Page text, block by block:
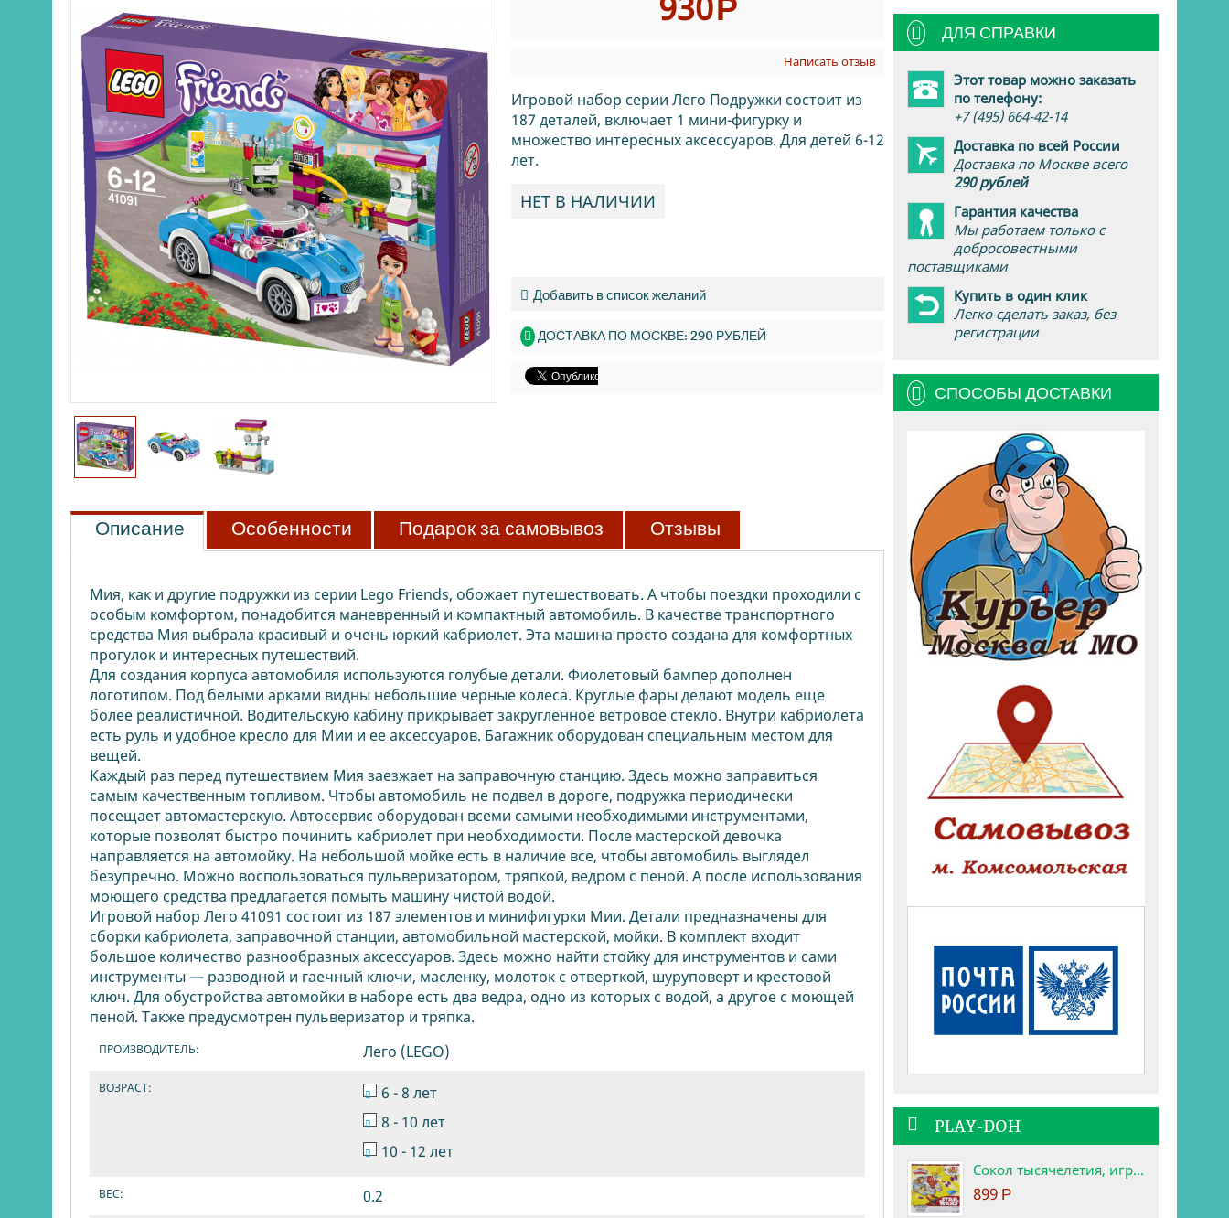
Р
Написать отзыв
Игровой набор серии Лего Подружки состоит из
187 деталей, включает 1 мини-фигурку и
множество интересных аксессуаров. Для детей 6-12
лет.
НЕТ В НАЛИЧИИ
Добавить в список желаний
ДОСТАВКА ПО МОСКВЕ: 290 РУБЛЕЙ
Описание Особенности Подарок за самовывоз Отзывы
Мия, как и другие подружки из серии Lego Friends, обожает путешествовать. А чтобы поездки проходили с
особым комфортом, понадобится маневренный и компактный автомобиль. В качестве транспортного
средства Мия выбрала красивый и очень юркий кабриолет. Эта машина просто создана для комфортных
прогулок и интересных путешествий.
Для создания корпуса автомобиля используются голубые детали. Фиолетовый бампер дополнен
логотипом. Под белыми арками видны небольшие черные колеса. Круглые фары делают модель еще
более реалистичной. Водительскую кабину прикрывает закругленное ветровое стекло. Внутри кабриолета
есть руль и удобное кресло для Мии и ее аксессуаров. Багажник оборудован специальным местом для
вещей.
Каждый раз перед путешествием Мия заезжает на заправочную станцию. Здесь можно заправиться
самым качественным топливом. Чтобы автомобиль не подвел в дороге, подружка периодически
посещает автомастерскую. Автосервис оборудован всеми самыми необходимыми инструментами,
которые позволят быстро починить кабриолет при необходимости. После мастерской девочка
направляется на автомойку. На небольшой мойке есть в наличие все, чтобы автомобиль выглядел
безупречно. Можно воспользоваться пульверизатором, тряпкой, ведром с пеной. А после использования
моющего средства предлагается помыть машину чистой водой.
Игровой набор Лего 41091 состоит из 187 элементов и минифигурки Мии. Детали предназначены для
сборки кабриолета, заправочной станции, автомобильной мастерской, мойки. В комплект входит
большое количество разнообразных аксессуаров. Здесь можно найти стойку для инструментов и сами
инструменты — разводной и гаечный ключи, масленку, молоток с отверткой, шуруповерт и крестовой
ключ. Для обустройства автомойки в наборе есть два ведра, одно из которых с водой, а другое с моющей
пеной. Также предусмотрен пульверизатор и тряпка.
ПРОИЗВОДИТЕЛЬ: Лего (LEGO)
ВОЗРАСТ:
6 - 8 лет
8 - 10 лет
10 - 12 лет
ВЕС: 0.2
ДЛЯ СПРАВКИ
Этот товар можно заказать
по телефону:
+7 (495) 664-42-14
Доставка по всей России
Доставка по Москве всего
290 рублей
Гарантия качества
Мы работаем только с
добросовестными
поставщиками
Купить в один клик
Легко сделать заказ, без
регистрации
СПОСОБЫ ДОСТАВКИ
PLAY-DOH
Сокол тысячелетия, игровой набор Star Wars Play-Doh
899 Р